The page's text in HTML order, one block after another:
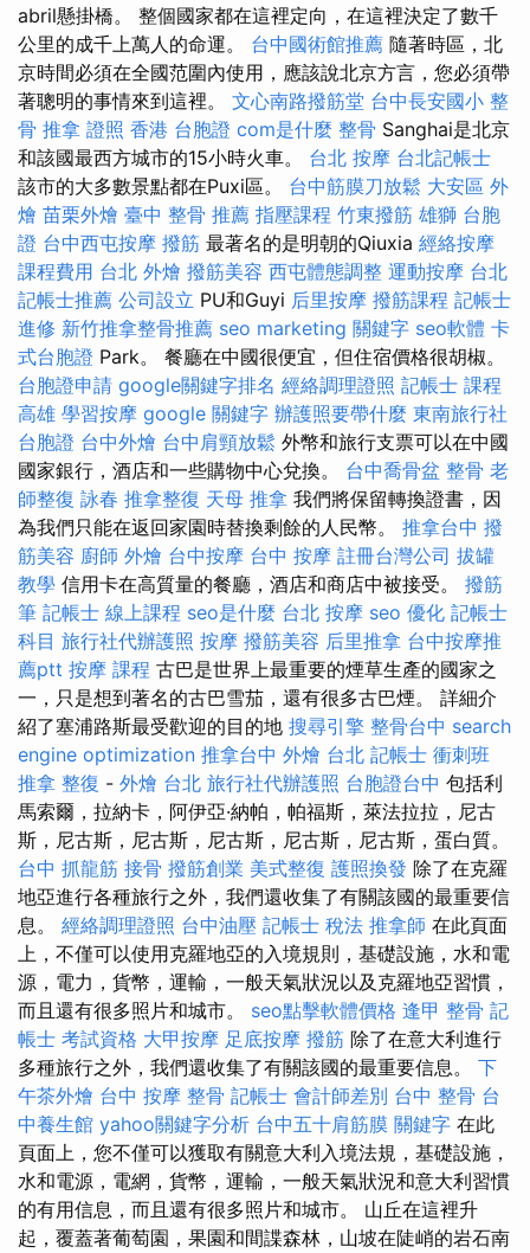
abril懸掛橋。 整個國家都在這裡定向，在這裡決定了數千
公里的成千上萬人的命運。 台中國術館推薦 隨著時區，北
京時間必須在全國范圍內使用，應該說北京方言，您必須帶
著聰明的事情來到這裡。 文心南路撥筋堂 台中長安國小 整
骨 推拿 證照 香港 台胞證 com是什麼 整骨 Sanghai是北京
和該國最西方城市的15小時火車。 台北 按摩 台北記帳士
該市的大多數景點都在Puxi區。 台中筋膜刀放鬆 大安區 外
燴 苗栗外燴 臺中 整骨 推薦 指壓課程 竹東撥筋 雄獅 台胞
證 台中西屯按摩 撥筋 最著名的是明朝的Qiuxia 經絡按摩
課程費用 台北 外燴 撥筋美容 西屯體態調整 運動按摩 台北
記帳士推薦 公司設立 PU和Guyi 后里按摩 撥筋課程 記帳士
進修 新竹推拿整骨推薦 seo marketing 關鍵字 seo軟體 卡
式台胞證 Park。 餐廳在中國很便宜，但住宿價格很胡椒。
台胞證申請 google關鍵字排名 經絡調理證照 記帳士 課程
高雄 學習按摩 google 關鍵字 辦護照要帶什麼 東南旅行社
台胞證 台中外燴 台中肩頸放鬆 外幣和旅行支票可以在中國
國家銀行，酒店和一些購物中心兌換。 台中喬骨盆 整骨 老
師整復 詠春 推拿整復 天母 推拿 我們將保留轉換證書，因
為我們只能在返回家園時替換剩餘的人民幣。 推拿台中 撥
筋美容 廚師 外燴 台中按摩 台中 按摩 註冊台灣公司 拔罐
教學 信用卡在高質量的餐廳，酒店和商店中被接受。 撥筋
筆 記帳士 線上課程 seo是什麼 台北 按摩 seo 優化 記帳士
科目 旅行社代辦護照 按摩 撥筋美容 后里推拿 台中按摩推
薦ptt 按摩 課程 古巴是世界上最重要的煙草生產的國家之
一，只是想到著名的古巴雪茄，還有很多古巴煙。 詳細介
紹了塞浦路斯最受歡迎的目的地 搜尋引擎 整骨台中 search
engine optimization 推拿台中 外燴 台北 記帳士 衝刺班
推拿 整復 - 外燴 台北 旅行社代辦護照 台胞證台中 包括利
馬索爾，拉納卡，阿伊亞·納帕，帕福斯，萊法拉拉，尼古
斯，尼古斯，尼古斯，尼古斯，尼古斯，尼古斯，蛋白質。
台中 抓龍筋 接骨 撥筋創業 美式整復 護照換發 除了在克羅
地亞進行各種旅行之外，我們還收集了有關該國的最重要信
息。 經絡調理證照 台中油壓 記帳士 稅法 推拿師 在此頁面
上，不僅可以使用克羅地亞的入境規則，基礎設施，水和電
源，電力，貨幣，運輸，一般天氣狀況以及克羅地亞習慣，
而且還有很多照片和城市。 seo點擊軟體價格 逢甲 整骨 記
帳士 考試資格 大甲按摩 足底按摩 撥筋 除了在意大利進行
多種旅行之外，我們還收集了有關該國的最重要信息。 下
午茶外燴 台中 按摩 整骨 記帳士 會計師差別 台中 整骨 台
中養生館 yahoo關鍵字分析 台中五十肩筋膜 關鍵字 在此
頁面上，您不僅可以獲取有關意大利入境法規，基礎設施，
水和電源，電網，貨幣，運輸，一般天氣狀況和意大利習慣
的有用信息，而且還有很多照片和城市。 山丘在這裡升
起，覆蓋著葡萄園，果園和間諜森林，山坡在陡峭的岩石南